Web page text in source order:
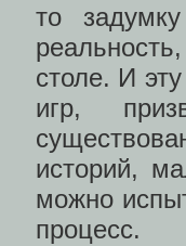
то
столе. И
игр,
историй,
можно
процесс.